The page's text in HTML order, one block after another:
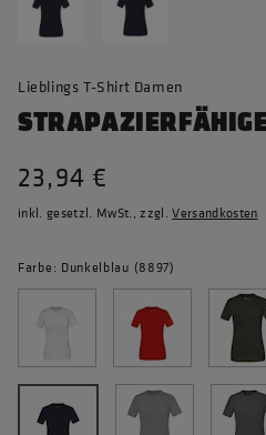
Lieblings T-Shirt Damen
23,94 €
inkl. gesetzl. MwSt., zzgl.Versandkosten
Farbe: Dunkelblau (8897)